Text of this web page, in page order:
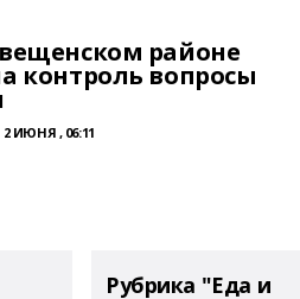
районе
контроль вопросы
2 ИЮНЯ , 06:11
Рубрика "Еда и